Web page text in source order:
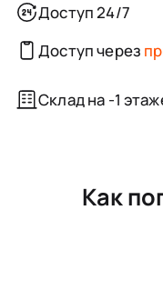
Доступ 24/7
Доступ через
Склад на -1
Как